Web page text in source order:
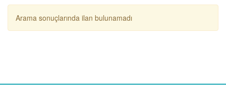
Arama sonuçlarında ilan bulunamadı